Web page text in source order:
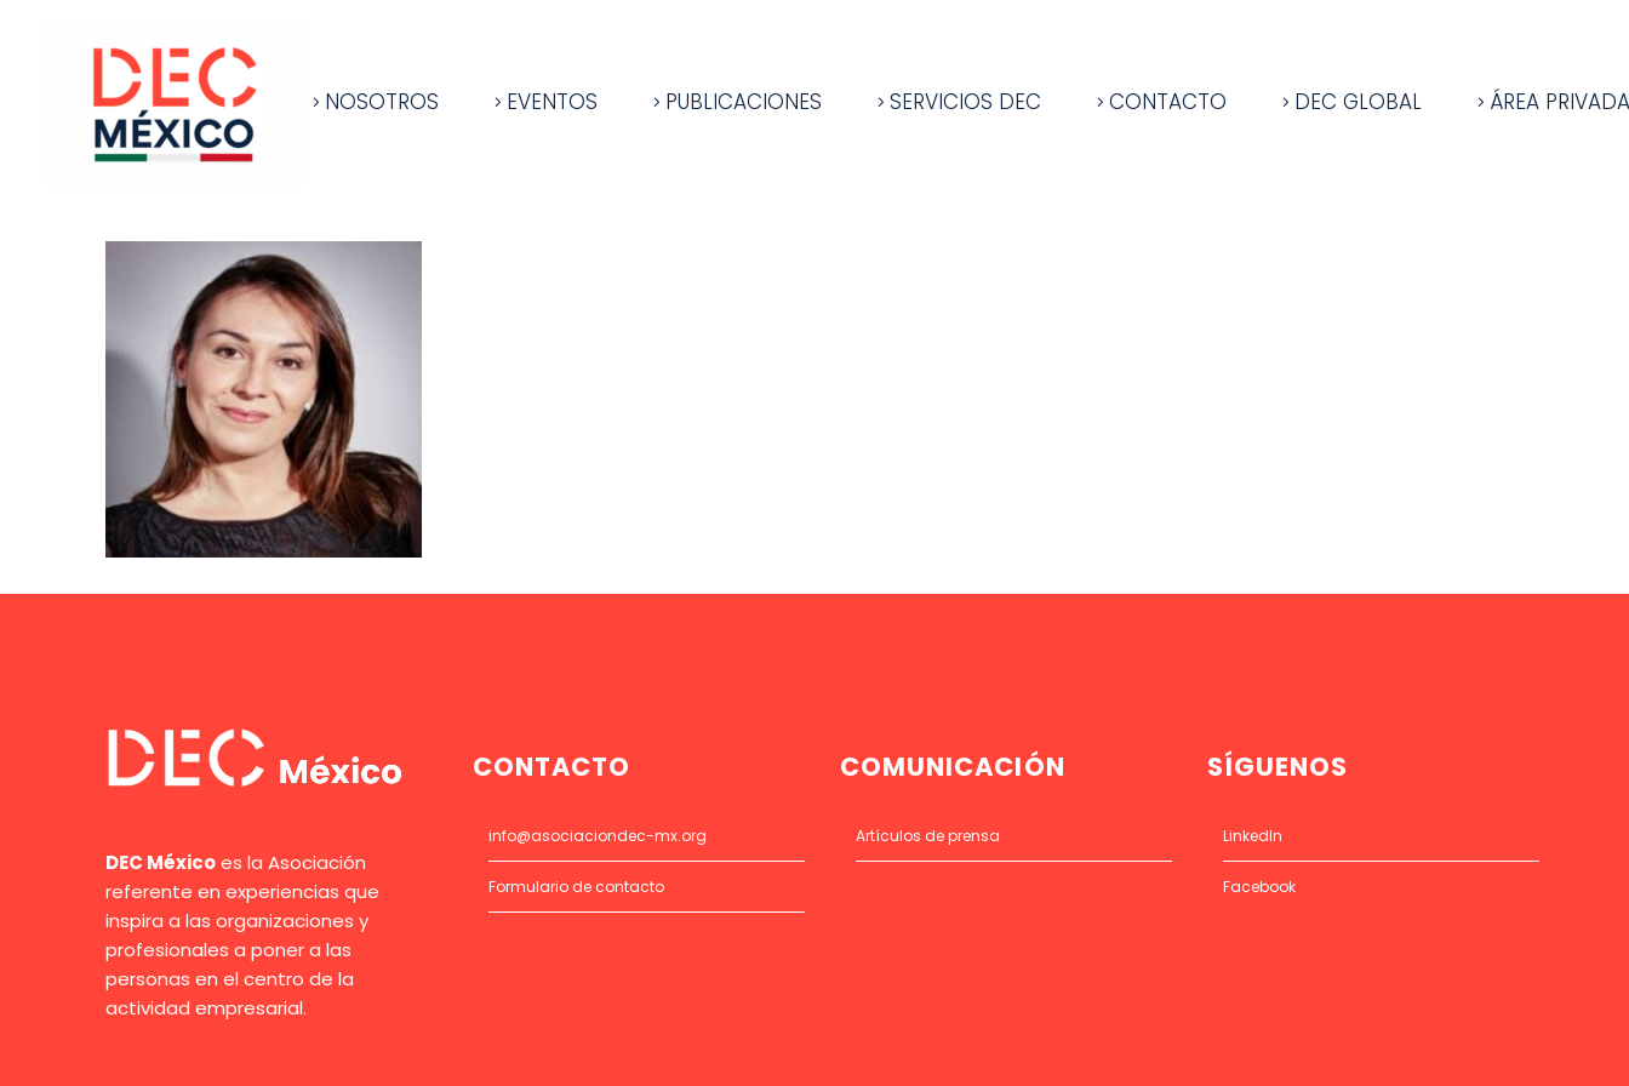
NOSOTROS EVENTOS PUBLICACIONES SERVICIOS DEC CONTACTO DEC GLOBAL ÁREA PRIVADA
DEC Méxicoes la Asociación
referente en experiencias que
inspira a las organizaciones y
profesionales a poner a las
personas en el centro de la
actividad empresarial.
CONTACTO
info@asociaciondec-mx.org
Formulario de contacto
COMUNICACIÓN
Artículos de prensa
SÍGUENOS
LinkedIn
Facebook